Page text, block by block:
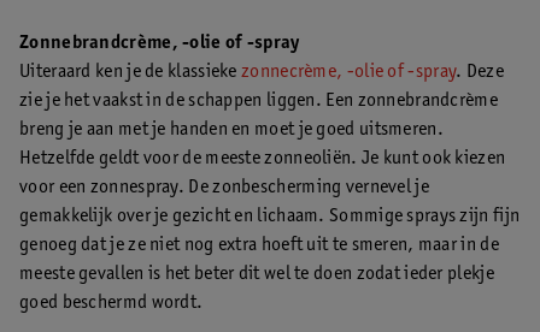
Zonnebrandcrème, -olie of -spray
Uiteraard ken je de klassiekezonnecrème, -olie of -spray. Deze
zie je het vaakst in de schappen liggen. Een zonnebrandcrème
breng je aan met je handen en moet je goed uitsmeren.
Hetzelfde geldt voor de meeste zonneoliën. Je kunt ook kiezen
voor een zonnespray. De zonbescherming vernevel je
gemakkelijk over je gezicht en lichaam. Sommige sprays zijn fijn
genoeg dat je ze niet nog extra hoeft uit te smeren, maar in de
meeste gevallen is het beter dit wel te doen zodat ieder plekje
goed beschermd wordt.